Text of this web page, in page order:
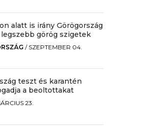
alatt is irány Görögország
legszebb görög szigetek
/ SZEPTEMBER 04.
teszt és karantén
a beoltottakat
23.